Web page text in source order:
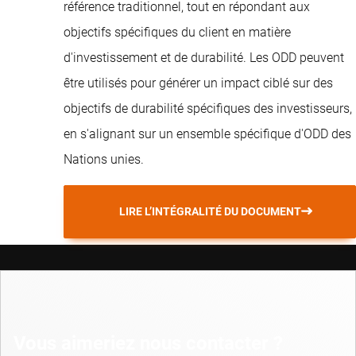
référence traditionnel, tout en répondant aux
objectifs spécifiques du client en matière
d'investissement et de durabilité. Les ODD peuvent
être utilisés pour générer un impact ciblé sur des
objectifs de durabilité spécifiques des investisseurs,
en s'alignant sur un ensemble spécifique d'ODD des
Nations unies.
LIRE L’INTÉGRALITÉ DU DOCUMENT